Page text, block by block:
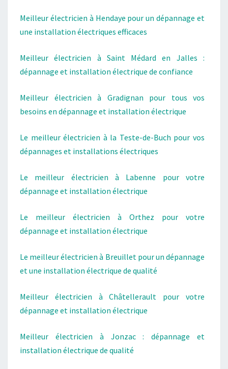
Meilleur électricien à Hendaye pour un dépannage et
une installation électriques efficaces
Meilleur électricien à Saint Médard en Jalles :
dépannage et installation électrique de confiance
Meilleur électricien à Gradignan pour tous vos
besoins en dépannage et installation électrique
Le meilleur électricien à la Teste-de-Buch pour vos
dépannages et installations électriques
Le meilleur électricien à Labenne pour votre
dépannage et installation électrique
Le meilleur électricien à Orthez pour votre
dépannage et installation électrique
Le meilleur électricien à Breuillet pour un dépannage
et une installation électrique de qualité
Meilleur électricien à Châtellerault pour votre
dépannage et installation électrique
Meilleur électricien à Jonzac : dépannage et
installation électrique de qualité